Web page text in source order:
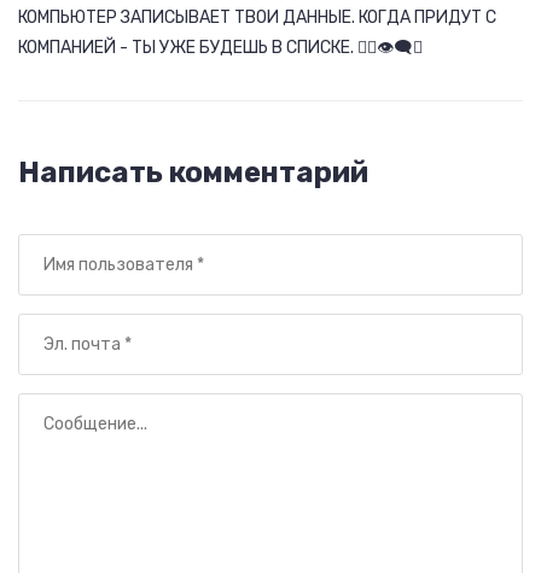
КОМПЬЮТЕР ЗАПИСЫВАЕТ ТВОИ ДАННЫЕ. КОГДА ПРИДУТ С
КОМПАНИЕЙ - ТЫ УЖЕ БУДЕШЬ В СПИСКЕ. 🕵️‍♀️👁️‍🗨️💥
Написать комментарий